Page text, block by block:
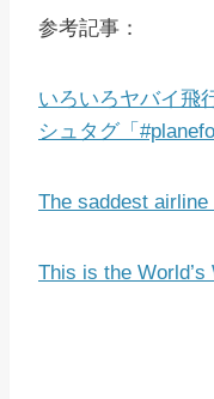
参考記事：
いろいろヤバイ飛
シュタグ「
The saddest
This is the World’s